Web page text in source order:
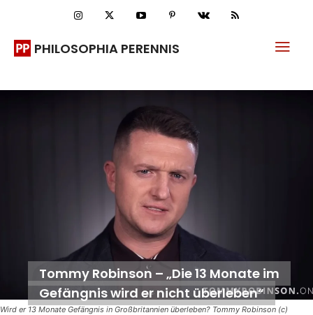
PHILOSOPHIA PERENNIS
Wird er 13 Monate Gefängnis in Großbritannien überleben? Tommy Robinson (c)
Tommy Robinson – „Die 13 Monate im
Gefängnis wird er nicht überleben“